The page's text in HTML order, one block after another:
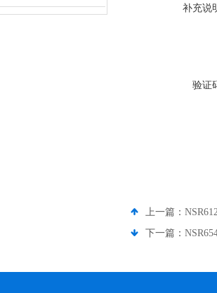
补充说
验证
上一篇：
下一篇：